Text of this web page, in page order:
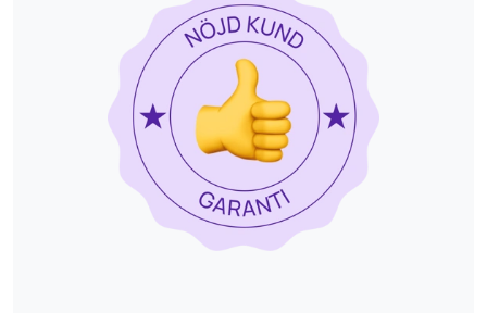
Magnetröntgen av buken 6 995 kr
MR Halskärl Angio
Magnetröntgen 9 195 kr
MR Helkropp
Magnetröntgen
19 995 kr 18 795 kr